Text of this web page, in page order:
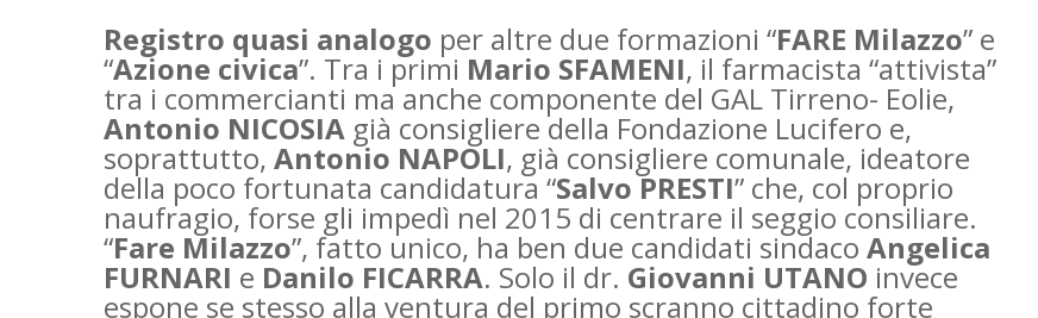
Registro quasi analogo per altre due formazioni “FARE Milazzo” e
“Azione civica”. Tra i primi Mario SFAMENI, il farmacista “attivista”
tra i commercianti ma anche componente del GAL Tirreno- Eolie,
Antonio NICOSIA già consigliere della Fondazione Lucifero e,
soprattutto, Antonio NAPOLI, già consigliere comunale, ideatore
della poco fortunata candidatura “Salvo PRESTI” che, col proprio
naufragio, forse gli impedì nel 2015 di centrare il seggio consiliare.
“Fare Milazzo”, fatto unico, ha ben due candidati sindaco Angelica
FURNARI e Danilo FICARRA. Solo il dr. Giovanni UTANO invece
espone se stesso alla ventura del primo scranno cittadino forte